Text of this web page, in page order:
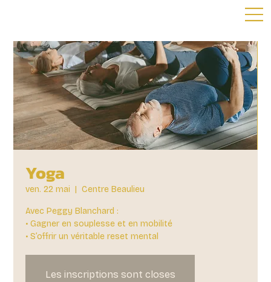
Yoga
ven. 22 mai
  |
Centre Beaulieu
Avec Peggy Blanchard :
• Gagner en souplesse et en mobilité
• S’offrir un véritable reset mental
Les inscriptions sont closes